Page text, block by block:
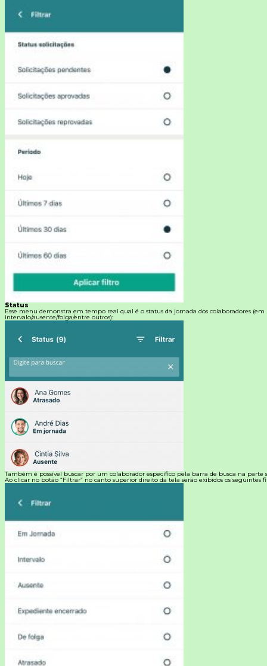
Status
Esse menu demonstra em tempo real qual é o status da jornada dos colaboradores (em
intervalo/ausente/folga/entre outros):
Também é possível buscar por um colaborador específico pela barra de busca na parte
Ao clicar no botão “Filtrar” no canto superior direito da tela serão exibidos os seguintes